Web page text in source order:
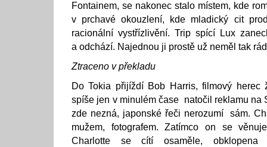
Fontainem, se nakonec stalo místem, kde
v prchavé okouzlení, kde mladický cit
racionální vystřízlivění. Trip spící Lux
a odchází. Najednou ji prostě už neměl tak
Ztraceno v překladu
Do Tokia přijíždí Bob Harris, filmový herec
spíše jen v minulém čase natočil reklamu na
zde nezná, japonské řeči nerozumí sám.
mužem, fotografem. Zatímco on se
Charlotte se cítí osaměle, obklopena